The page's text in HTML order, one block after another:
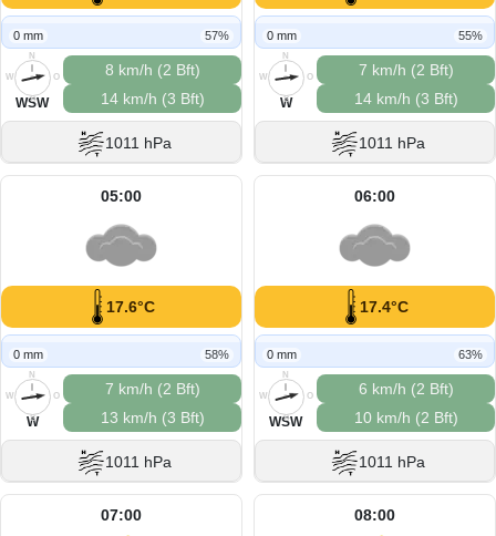
0 mm 57%
N
O
S
W
WSW
8 km/h (2 Bft)
14 km/h (3 Bft)
1011 hPa
0 mm 55%
N
O
S
W
W
7 km/h (2 Bft)
14 km/h (3 Bft)
1011 hPa
05:00
17.6°C
0 mm 58%
N
O
S
W
W
7 km/h (2 Bft)
13 km/h (3 Bft)
1011 hPa
06:00
17.4°C
0 mm 63%
N
O
S
W
WSW
6 km/h (2 Bft)
10 km/h (2 Bft)
1011 hPa
07:00 08:00